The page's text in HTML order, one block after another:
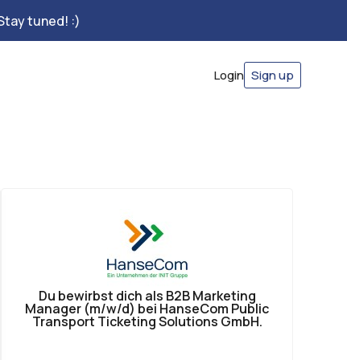
tuned! :)
Login Sign up
Du bewirbst dich als B2B Marketing
Manager (m/w/d) bei HanseCom Public
Transport Ticketing Solutions GmbH.